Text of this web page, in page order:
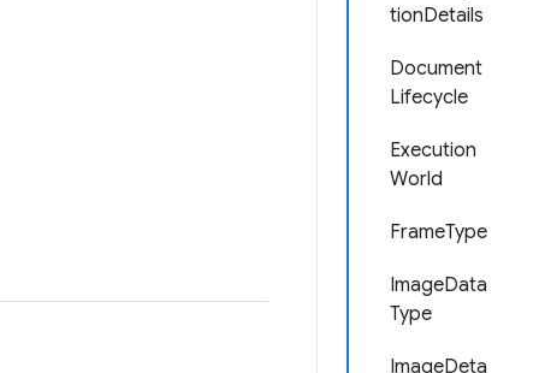
tionDetails
Document
Lifecycle
Execution
World
FrameType
ImageData
Type
ImageDeta